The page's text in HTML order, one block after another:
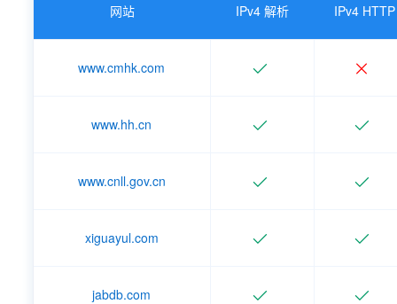
网站 IPv4 解析 IPv4 HTTP
www.cmhk.com
www.hh.cn
www.cnll.gov.cn
xiguayul.com
jabdb.com